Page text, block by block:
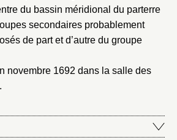
du bassin méridional du parterre
secondaires probablement
de part et d’autre du groupe
novembre 1692 dans la salle des